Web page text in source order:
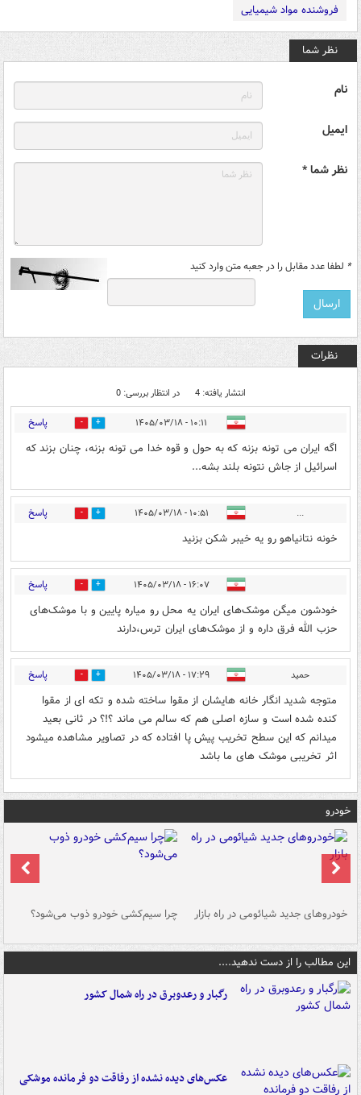
فروشنده مواد شیمیایی
نظر شما
نام
ایمیل
نظر شما *
* لطفا عدد مقابل را در جعبه متن وارد کنید
نظرات
انتشار یافته: 4 در انتظار بررسی: 0
۱۰:۱۱ - ۱۴۰۵/۰۳/۱۸ 4 پاسخ
اگه ایران می تونه بزنه که به حول و قوه خدا می تونه بزنه، چنان بزند که
اسرائیل از جاش نتونه بلند بشه...
... ۱۰:۵۱ - ۱۴۰۵/۰۳/۱۸ 3 پاسخ
خونه نتانیاهو رو یه خیبر شکن بزنید
۱۶:۰۷ - ۱۴۰۵/۰۳/۱۸ 2 پاسخ
خودشون میگن موشک‌های ایران یه محل رو میاره پایین و با موشک‌های
حزب الله فرق داره و از موشک‌های ایران ترس،دارند
حمید ۱۷:۲۹ - ۱۴۰۵/۰۳/۱۸ 0 پاسخ
متوجه شدید انگار خانه هایشان از مقوا ساخته شده و تکه ای از مقوا
کنده شده است و سازه اصلی هم که سالم می ماند ؟!؟ در ثانی بعید
میدانم که این سطح تخریب پیش پا افتاده که در تصاویر مشاهده میشود
اثر تخریبی موشک های ما باشد
خودرو
خودروهای جدید شیائومی در راه بازار چرا سیم‌کشی خودرو ذوب می‌شود؟
این مطالب را از دست ندهید....
رگبار و رعدوبرق در راه شمال کشور
عکس‌های دیده نشده از رفاقت دو فرمانده‌ موشکی